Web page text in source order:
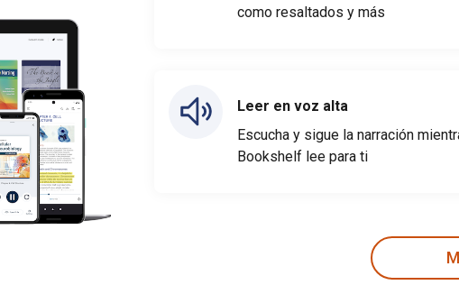
como resaltados y más
Leer en voz alta
Escucha y sigue la narración
Bookshelf lee para ti